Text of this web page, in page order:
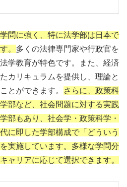
問に強く、特に法学部は日本で
。 多くの法律専門家や行政官を
学教育が特色です。また、経済
カリキュラムを提供し、理論と
とができます。
さらに、政策科
部など、社会問題に対する実践
部もあり、社会学・政策科学・
に即した学部構成で「どういう
実施しています。多様な学問分
ャリアに応じて選択できます。